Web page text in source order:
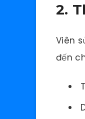
2.
Viên
đến